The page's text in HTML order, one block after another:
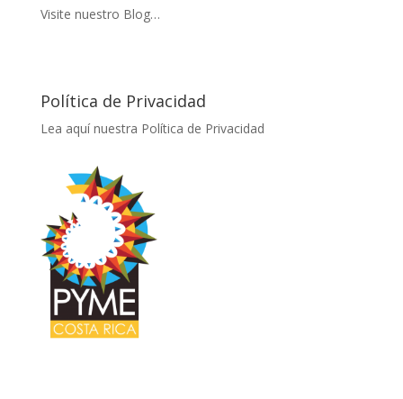
Visite nuestro Blog…
Política de Privacidad
Lea aquí nuestra Política de Privacidad